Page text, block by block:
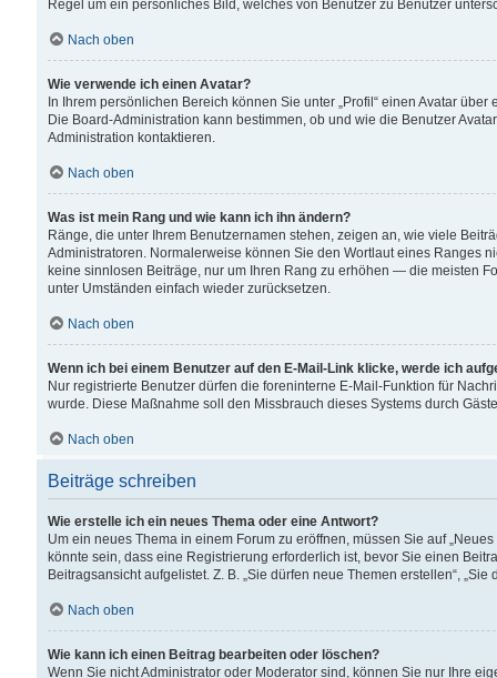
Regel um ein persönliches Bild, welches von Benutzer zu Benutzer
Nach oben
Wie verwende ich einen Avatar?
In Ihrem persönlichen Bereich können Sie unter „Profil“ einen Avatar
Die Board-Administration kann bestimmen, ob und wie die Benutzer
Administration kontaktieren.
Nach oben
Was ist mein Rang und wie kann ich ihn ändern?
Ränge, die unter Ihrem Benutzernamen stehen, zeigen an, wie viele
Administratoren. Normalerweise können Sie den Wortlaut eines Ranges
keine sinnlosen Beiträge, nur um Ihren Rang zu erhöhen — die meisten
unter Umständen einfach wieder zurücksetzen.
Nach oben
Wenn ich bei einem Benutzer auf den E-Mail-Link klicke, werde ich
Nur registrierte Benutzer dürfen die foreninterne E-Mail-Funktion für
wurde. Diese Maßnahme soll den Missbrauch dieses Systems durch
Nach oben
Beiträge schreiben
Wie erstelle ich ein neues Thema oder eine Antwort?
Um ein neues Thema in einem Forum zu eröffnen, müssen Sie auf
könnte sein, dass eine Registrierung erforderlich ist, bevor Sie einen
Beitragsansicht aufgelistet. Z. B. „Sie dürfen neue Themen erstellen“,
Nach oben
Wie kann ich einen Beitrag bearbeiten oder löschen?
Wenn Sie nicht Administrator oder Moderator sind, können Sie nur Ihre